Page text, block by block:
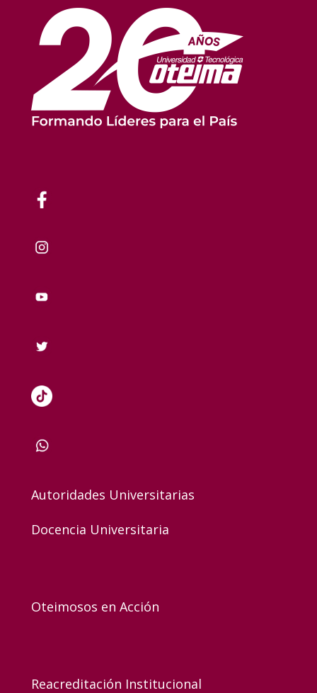
Autoridades Universitarias
Docencia Universitaria
Oteimosos en Acción
Reacreditación Institucional